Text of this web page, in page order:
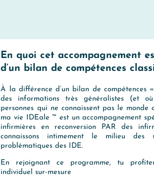
En quoi cet accompagnement
d’un bilan de compétences
À la différence d’un bilan de compétences
des informations très généralistes (et
personnes qui ne connaissent pas le monde
ma vie IDEale ™ est un accompagnement
infirmières en reconversion PAR des
connaissons intimement le milieu
problématiques des IDE.
En rejoignant ce programme, tu
individuel sur-mesure